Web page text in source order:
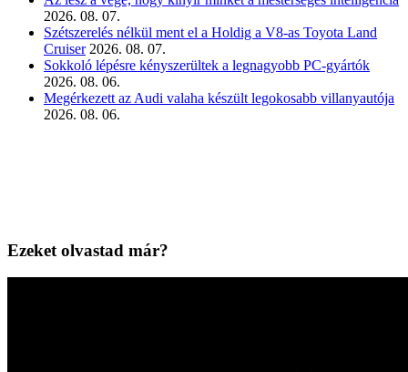
2026. 08. 07.
Szétszerelés nélkül ment el a Holdig a V8-as Toyota Land
Cruiser 2026. 08. 07.
Sokkoló lépésre kényszerültek a legnagyobb PC-gyártók
2026. 08. 06.
Megérkezett az Audi valaha készült legokosabb villanyautója
2026. 08. 06.
Ezeket olvastad már?